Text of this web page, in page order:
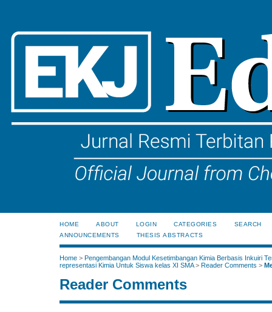
HOME ABOUT LOGIN CATEGORIES
SEARCH
ANNOUNCEMENTS
THESIS ABSTRACTS
Home > Pengembangan Modul Kesetimbangan Kimia Berbasis Inkuiri
representasi Kimia Untuk Siswa kelas XI SMA> Reader Comments >
Reader Comments